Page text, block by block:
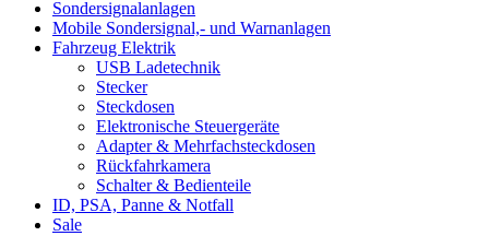
Sondersignalanlagen
Mobile Sondersignal,- und Warnanlagen
Fahrzeug Elektrik
USB Ladetechnik
Stecker
Steckdosen
Elektronische Steuergeräte
Adapter & Mehrfachsteckdosen
Rückfahrkamera
Schalter & Bedienteile
ID, PSA, Panne & Notfall
Sale